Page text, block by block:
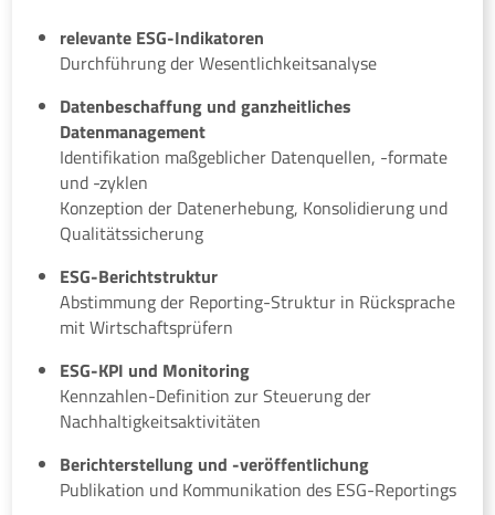
relevante ESG-Indikatoren
Durchführung der Wesentlichkeitsanalyse
Datenbeschaffung und ganzheitliches
Datenmanagement
Identifikation maßgeblicher Datenquellen, -formate
und -zyklen
Konzeption der Datenerhebung, Konsolidierung und
Qualitätssicherung
ESG-Berichtstruktur
Abstimmung der Reporting-Struktur in Rücksprache
mit Wirtschaftsprüfern
ESG-KPI und Monitoring
Kennzahlen-Definition zur Steuerung der
Nachhaltigkeitsaktivitäten
Berichterstellung und -veröffentlichung
Publikation und Kommunikation des ESG-Reportings